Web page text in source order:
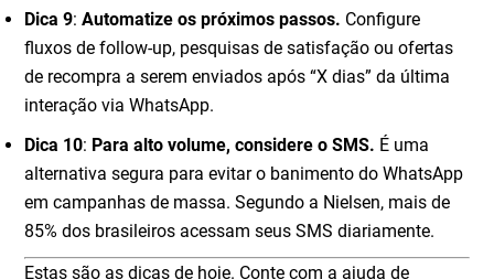
Dica 9:Automatize os próximos passos. Configure
fluxos de follow-up, pesquisas de satisfação ou ofertas
de recompra a serem enviados após “X dias” da última
interação via WhatsApp.
Dica 10: Para alto volume, considere o SMS. É uma
alternativa segura para evitar o banimento do WhatsApp
em campanhas de massa. Segundo a Nielsen, mais de
85% dos brasileiros acessam seus SMS diariamente.
Estas são as dicas de hoje. Conte com a ajuda de